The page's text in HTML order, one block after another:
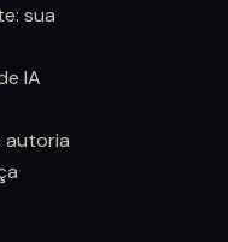
sua
IA
autoria